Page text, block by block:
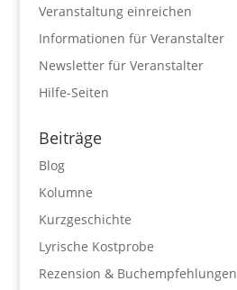
Veranstaltung einreichen
Informationen für Veranstalter
Newsletter für Veranstalter
Hilfe-Seiten
Beiträge
Blog
Kolumne
Kurzgeschichte
Lyrische Kostprobe
Rezension & Buchempfehlungen